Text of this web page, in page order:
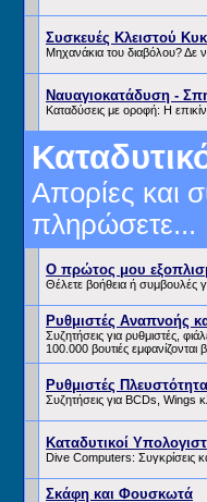
Συσκευές Κλειστού
Μηχανάκια του διαβόλου? Δε
Ναυαγιοκατάδυση -
Καταδύσεις με οροφή: Η
Απορίες και
πληρώσετε...
Ο πρώτος μου
Θέλετε βοήθεια ή συμβουλές
Ρυθμιστές Αναπνοής
Συζητήσεις για ρυθμιστές,
100.000 βουτιές εμφανίζονται
Ρυθμιστές
Συζητήσεις για BCDs, Wings
Καταδυτικοί
Dive Computers: Συγκρίσεις
Σκάφη και Φουσκωτά